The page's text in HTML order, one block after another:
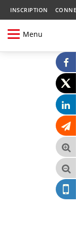
INSCRIPTION
Menu